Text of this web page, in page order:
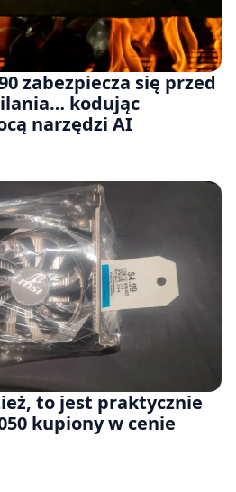
zabezpiecza się przed
kodując
narzędzi AI
to jest praktycznie
kupiony w cenie